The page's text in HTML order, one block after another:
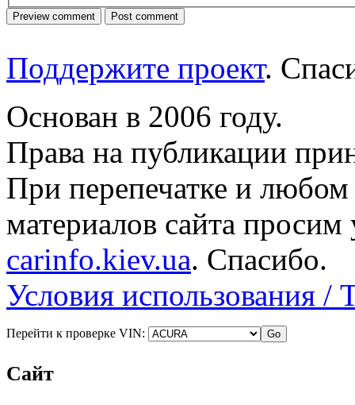
Поддержите проект.
Основан в 2006 году.
Права на публикации
При перепечатке и
материалов сайта просим
carinfo.kiev.ua. Спасибо.
Условия использования /
Перейти к проверке VIN:
Сайт